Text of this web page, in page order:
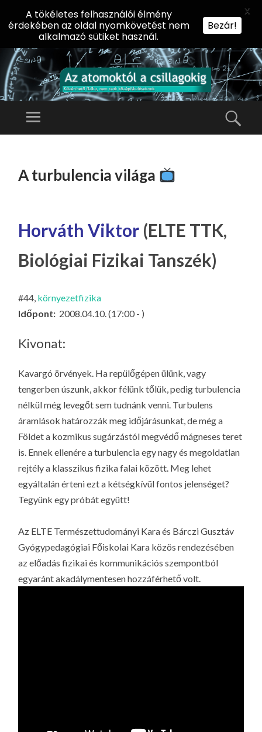
AZ
KT
A
CS
IL
Előadássorozat
Természettudományi
Menü
TARTALOMHOZ
A turbulencia világa
Horváth Viktor (ELTE TTK,
Biológiai Fizikai Tanszék)
#44, környezetfizika
Időpont: 2008.04.10. (17:00 - )
Kivonat:
Kavargó örvények. Ha repülőgépen ülünk, vagy
tengerben úszunk, akkor félünk tőlük, pedig turbulencia
nélkül még levegőt sem tudnánk venni. Turbulens
áramlások határozzák meg időjárásunkat, de még a
Földet a kozmikus sugárzástól megvédő mágneses teret
is. Ennek ellenére a turbulencia egy nagy és megoldatlan
rejtély a klasszikus fizika falai között. Meg lehet
egyáltalán érteni ezt a kétségkívül fontos jelenséget?
Tegyünk egy próbát együtt!
Az ELTE Természettudományi Kara és Bárczi Gusztáv
Gyógypedagógiai Főiskolai Kara közös rendezésében
az előadás fizikai és kommunikációs szempontból
egyaránt akadálymentesen hozzáférhető volt.
A tökéletes felhasználói élmény
érdekében az oldal nyomkövetést nem
alkalmazó sütiket használ.
Bezár!
X